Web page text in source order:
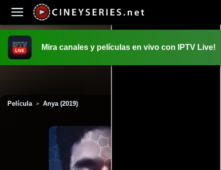
Mira canales y películas en vivo con IPTV Live!
Película > Anya (2019)